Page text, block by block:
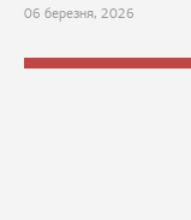
06 березня, 2026